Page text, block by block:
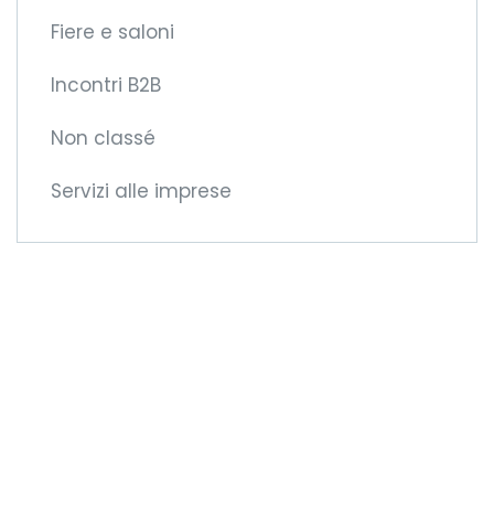
Fiere e saloni
Incontri B2B
Non classé
Servizi alle imprese